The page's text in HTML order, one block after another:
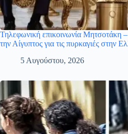
Τηλεφωνική επικοινωνία Μητσοτάκη
την Αίγυπτος για τις πυρκαγιές στην
5 Αυγούστου, 2026